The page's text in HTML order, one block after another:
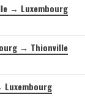
→ Luxembourg
→ Thionville